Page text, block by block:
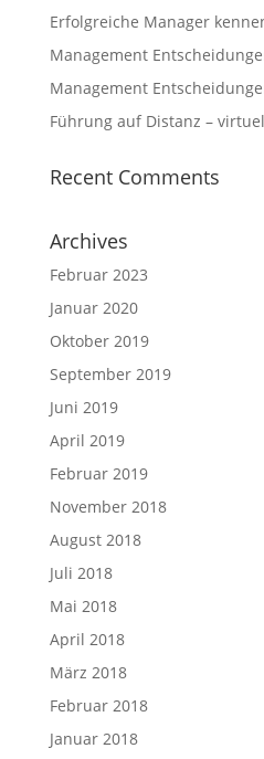
Erfolgreiche Manager
Management
Management
Führung auf Distanz –
Recent Comments
Archives
Februar 2023
Januar 2020
Oktober 2019
September 2019
Juni 2019
April 2019
Februar 2019
November 2018
August 2018
Juli 2018
Mai 2018
April 2018
März 2018
Februar 2018
Januar 2018